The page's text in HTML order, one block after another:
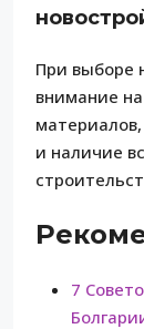
При выборе
внимание
и наличие
7